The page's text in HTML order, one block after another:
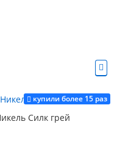
купили более 15 раз
Силк грей